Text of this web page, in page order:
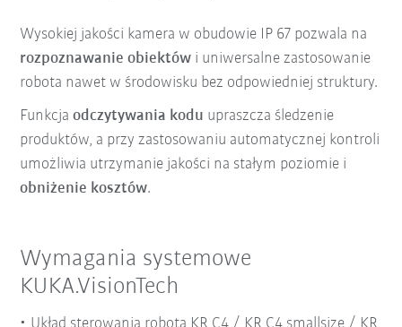
Wysokiej jakości kamera w obudowie IP 67 pozwala na
rozpoznawanie obiektów i uniwersalne zastosowanie
robota nawet w środowisku bez odpowiedniej struktury.
Funkcjaodczytywania kodu upraszcza śledzenie
produktów, a przy zastosowaniu automatycznej kontroli
umożliwia utrzymanie jakości na stałym poziomie i
obniżenie kosztów.
Wymagania systemowe
KUKA.VisionTech